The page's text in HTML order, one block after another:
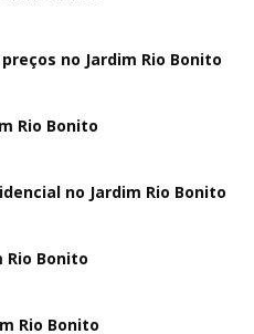
no Jardim Rio Bonito
Rio Bonito
no Jardim Rio Bonito
Rio Bonito
Rio Bonito